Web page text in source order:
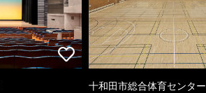
十和田市総合体育センター